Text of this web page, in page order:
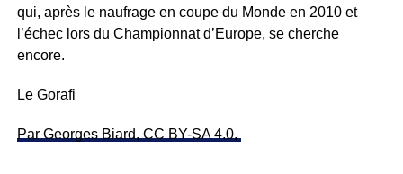
qui, après le naufrage en coupe du Monde en 2010 et
l’échec lors du Championnat d’Europe, se cherche
encore.
Le Gorafi
Par Georges Biard, CC BY-SA 4.0,